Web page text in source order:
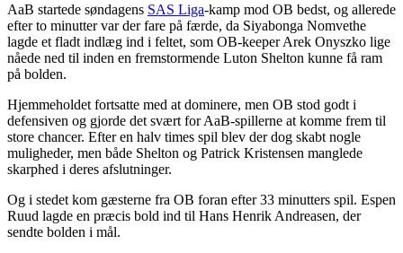
AaB startede søndagens SAS Liga-kamp mod OB bedst, og allerede
efter to minutter var der fare på færde, da Siyabonga Nomvethe
lagde et fladt indlæg ind i feltet, som OB-keeper Arek Onyszko lige
nåede ned til inden en fremstormende Luton Shelton kunne få ram
på bolden.
Hjemmeholdet fortsatte med at dominere, men OB stod godt i
defensiven og gjorde det svært for AaB-spillerne at komme frem til
store chancer. Efter en halv times spil blev der dog skabt nogle
muligheder, men både Shelton og Patrick Kristensen manglede
skarphed i deres afslutninger.
Og i stedet kom gæsterne fra OB foran efter 33 minutters spil. Espen
Ruud lagde en præcis bold ind til Hans Henrik Andreasen, der
sendte bolden i mål.